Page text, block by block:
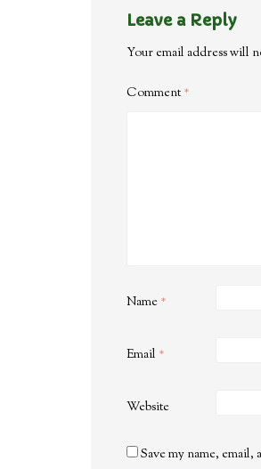
Leave a Reply
Your email address will
Comment*
Name *
Email *
Website
Save my name,